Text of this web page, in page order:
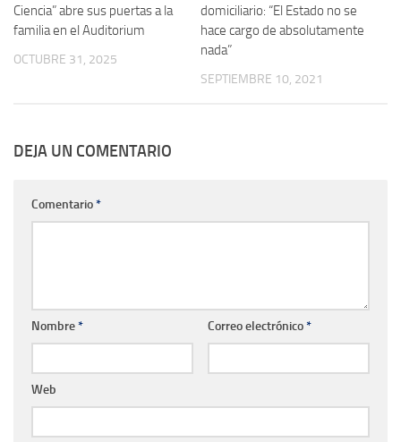
Ciencia” abre sus puertas a la
familia en el Auditorium
OCTUBRE 31, 2025
domiciliario: “El Estado no se
hace cargo de absolutamente
nada”
SEPTIEMBRE 10, 2021
DEJA UN COMENTARIO
Comentario*
Nombre* Correo electrónico*
Web